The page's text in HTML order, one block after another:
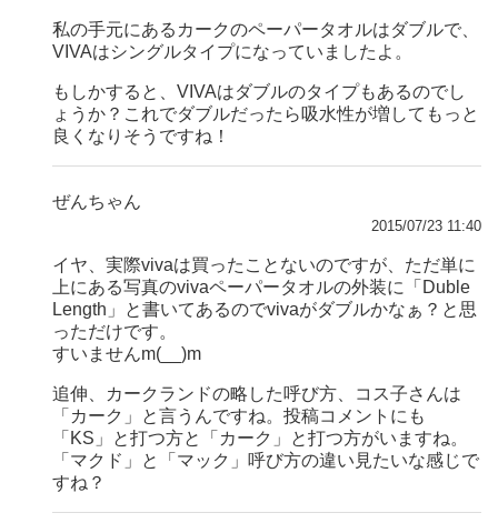
私の手元にあるカークのペーパータオルはダブルで、
VIVAはシングルタイプになっていましたよ。
もしかすると、VIVAはダブルのタイプもあるのでし
ょうか？これでダブルだったら吸水性が増してもっと
良くなりそうですね！
ぜんちゃん
2015/07/23 11:40
イヤ、実際vivaは買ったことないのですが、ただ単に
上にある写真のvivaペーパータオルの外装に「Duble
Length」と書いてあるのでvivaがダブルかなぁ？と思
っただけです。
すいませんm(__)m
追伸、カークランドの略した呼び方、コス子さんは
「カーク」と言うんですね。投稿コメントにも
「KS」と打つ方と「カーク」と打つ方がいますね。
「マクド」と「マック」呼び方の違い見たいな感じで
すね？